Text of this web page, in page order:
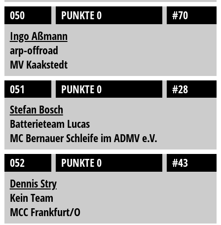
050
PUNKTE 0
#70
Ingo Aßmann
arp-offroad
MV Kaakstedt
051
PUNKTE 0
#28
Stefan Bosch
Batterieteam Lucas
MC Bernauer Schleife im ADMV e.V.
052
PUNKTE 0
#43
Dennis Stry
Kein Team
MCC Frankfurt/O